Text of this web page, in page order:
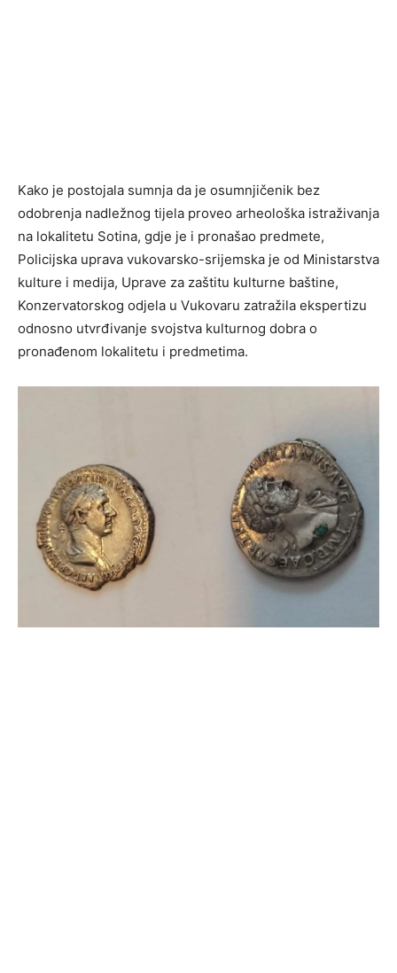
Kako je postojala sumnja da je osumnjičenik bez
odobrenja nadležnog tijela proveo arheološka istraživanja
na lokalitetu Sotina, gdje je i pronašao predmete,
Policijska uprava vukovarsko-srijemska je od Ministarstva
kulture i medija, Uprave za zaštitu kulturne baštine,
Konzervatorskog odjela u Vukovaru zatražila ekspertizu
odnosno utvrđivanje svojstva kulturnog dobra o
pronađenom lokalitetu i predmetima.